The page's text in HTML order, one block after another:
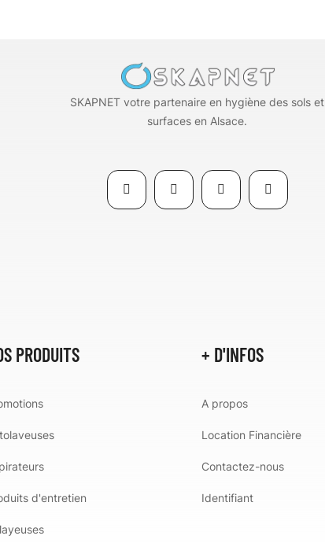
SKAPNET votre partenaire en hygiène des sols et
surfaces en Alsace.
PRODUITS
d'entretien
+ D'INFOS
A propos
Location Financière
Contactez-nous
Identifiant